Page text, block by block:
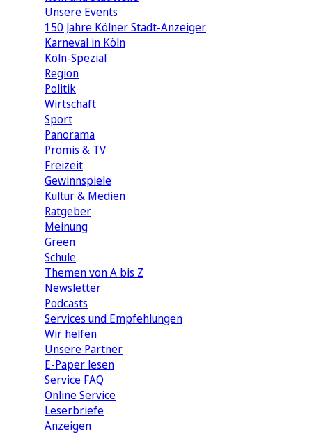
Unsere Events
150 Jahre Kölner Stadt-Anzeiger
Karneval in Köln
Köln-Spezial
Region
Politik
Wirtschaft
Sport
Panorama
Promis & TV
Freizeit
Gewinnspiele
Kultur & Medien
Ratgeber
Meinung
Green
Schule
Themen von A bis Z
Newsletter
Podcasts
Services und Empfehlungen
Wir helfen
Unsere Partner
E-Paper lesen
Service FAQ
Online Service
Leserbriefe
Anzeigen